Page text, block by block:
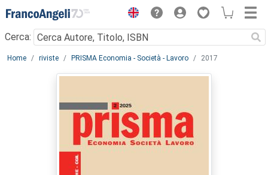
Menu
Cerca:
Main content
Home riviste PRISMA Economia - Società - Lavoro 2017